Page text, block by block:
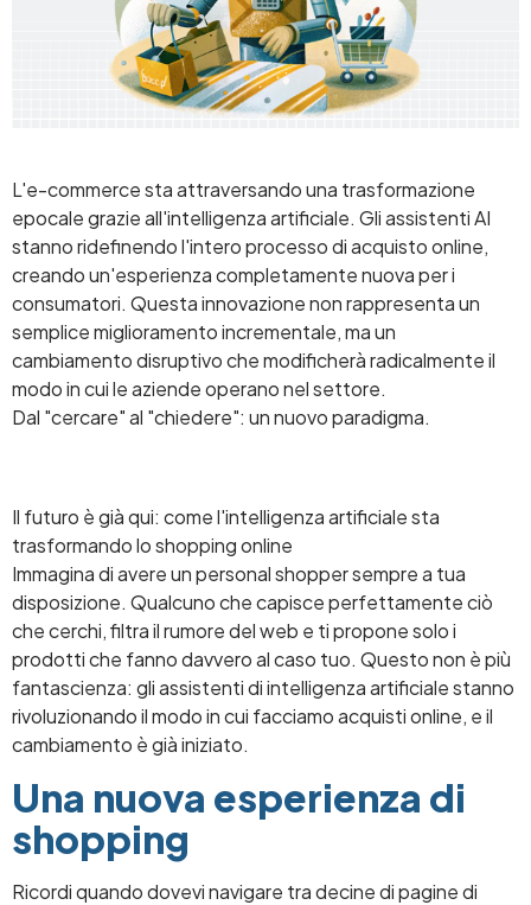
L'e-commerce sta attraversando una trasformazione
epocale grazie all'intelligenza artificiale. Gli assistenti AI
stanno ridefinendo l'intero processo di acquisto online,
creando un'esperienza completamente nuova per i
consumatori. Questa innovazione non rappresenta un
semplice miglioramento incrementale, ma un
cambiamento disruptivo che modificherà radicalmente il
modo in cui le aziende operano nel settore.
Dal "cercare" al "chiedere": un nuovo paradigma.
Il futuro è già qui: come l'intelligenza artificiale sta
trasformando lo shopping online
Immagina di avere un personal shopper sempre a tua
disposizione. Qualcuno che capisce perfettamente ciò
che cerchi, filtra il rumore del web e ti propone solo i
prodotti che fanno davvero al caso tuo. Questo non è più
fantascienza: gli assistenti di intelligenza artificiale stanno
rivoluzionando il modo in cui facciamo acquisti online, e il
cambiamento è già iniziato.
Una nuova esperienza di
shopping
Ricordi quando dovevi navigare tra decine di pagine di